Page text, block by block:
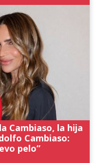
Cambiaso, la hija
Cambiaso:
pelo”